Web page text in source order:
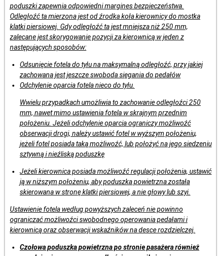
poduszki zapewnia odpowiedni margines bezpieczeństwa.
Odległoźć ta mierzona jest od źrodka koła kierownicy do mostka
klatki piersiowej. Gdy odległoźć ta jest mniejsza niż 250 mm,
zalecane jest skorygowanie pozycji za kierownicą w jeden z
następujących sposobów:
Odsunięcie fotela do tyłu na maksymalną odległoźć, przy jakiej
zachowana jest jeszcze swoboda sięgania do pedałów
Odchylenie oparcia fotela nieco do tyłu.
Wwielu przypadkach umożliwia to zachowanie odległoźci 250
mm, nawet mimo ustawienia fotela w skrajnym przednim
położeniu. Jeżeli odchylenie oparcia ograniczy możliwoźć
obserwacji drogi, należy ustawić fotel w wyższym położeniu,
jeżeli fotel posiada taką możliwoźć, lub położyć na jego siedzeniu
sztywną i nieźliską poduszkę
Jeżeli kierownica posiada możliwoźć regulacji położenia, ustawić
ją w niższym położeniu, aby poduszka powietrzna została
skierowana w stronę klatki piersiowej, a nie głowy lub szyi.
Ustawienie fotela według powyższych zaleceń nie powinno
ograniczać możliwoźci swobodnego operowania pedałami i
kierownicą oraz obserwacji wskaźników na desce rozdzielczej.
Czołowa poduszka powietrzna po stronie pasażera również